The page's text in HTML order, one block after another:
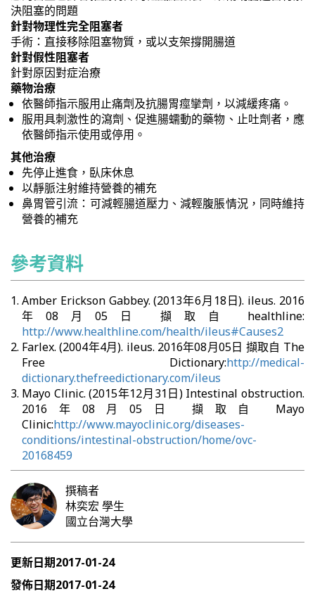
決阻塞的問題
針對物理性完全阻塞者
手術：直接移除阻塞物質，或以支架撐開腸道
針對假性阻塞者
針對原因對症治療
藥物治療
依醫師指示服用止痛劑及抗腸胃痙攣劑，以減緩疼痛。
服用具刺激性的瀉劑、促進腸蠕動的藥物、止吐劑者，應
依醫師指示使用或停用。
其他治療
先停止進食，臥床休息
以靜脈注射維持營養的補充
鼻胃管引流：可減輕腸道壓力、減輕腹脹情況，同時維持
營養的補充
參考資料
Amber Erickson Gabbey. (2013年6月18日). ileus. 2016
年08月05日 擷取自 healthline:
http://www.healthline.com/health/ileus#Causes2
Farlex. (2004年4月). ileus. 2016年08月05日 擷取自 The
Free Dictionary:http://medical-
dictionary.thefreedictionary.com/ileus
Mayo Clinic. (2015年12月31日) Intestinal obstruction.
2016年08月05日 擷取自 Mayo
Clinic:http://www.mayoclinic.org/diseases-
conditions/intestinal-obstruction/home/ovc-
20168459
撰稿者
林奕宏 學生
國立台灣大學
更新日期2017-01-24
發佈日期2017-01-24